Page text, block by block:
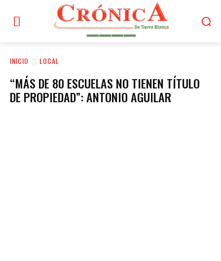
INICIO LOCAL
“MÁS DE 80 ESCUELAS NO TIENEN TÍTULO
DE PROPIEDAD”: ANTONIO AGUILAR